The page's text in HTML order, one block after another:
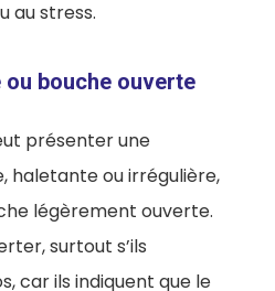
au stress.
bouche ouverte
présenter une
haletante ou irrégulière,
légèrement ouverte.
surtout s’ils
car ils indiquent que le